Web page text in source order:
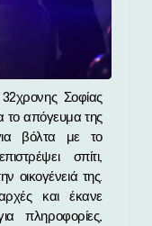
το απόγευμα της
βόλτα με το
σπίτι,
οικογένειά της.
και έκανε
πληροφορίες,